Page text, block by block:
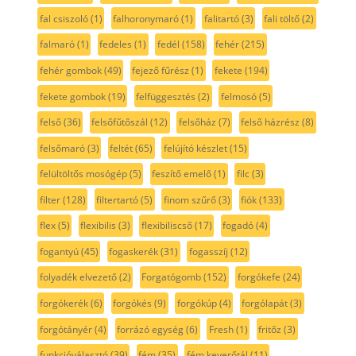
fal csiszoló(1) falhoronymaró(1) falitartó(3) fali töltő(2)
falmaró(1) fedeles (1) fedél (158) fehér(215)
fehér gombok(49) fejező fűrész (1) fekete (194)
fekete gombok(19) felfüggesztés (2) felmosó(5)
felső(36) felsőfűtőszál (12) felsőház (7) felső házrész (8)
felsőmaró(3) feltét(65) felújító készlet(15)
felültöltős mosógép(5) feszítő emelő(1) filc(3)
filter(128) filtertartó(5) finom szűrő(3) fiók(133)
flex(5) flexibilis (3) flexibiliscső(17) fogadó(4)
fogantyú(45) fogaskerék(31) fogasszíj (12)
folyadék elvezető(2) Forgatógomb(152) forgókefe (24)
forgókerék(6) forgókés (9) forgókúp(4) forgólapát(3)
forgótányér(4) forrázó egység(6) Fresh(1) fritőz (3)